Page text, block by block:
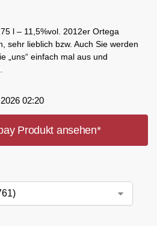
l – 11,5%vol. 2012er Ortega
sehr lieblich bzw. Auch Sie werden
„uns“ einfach mal aus und
02:20
Produkt ansehen*